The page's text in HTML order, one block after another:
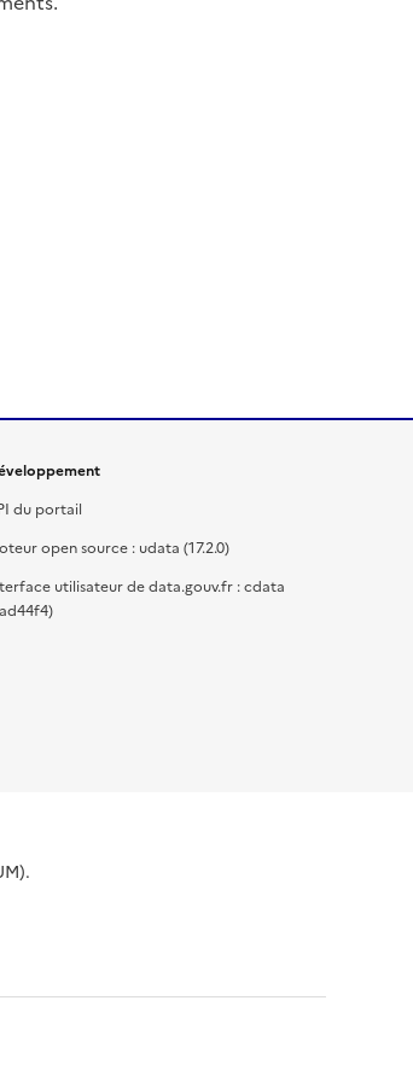
du portail
open source : udata (17.2.0)
utilisateur de data.gouv.fr : cdata